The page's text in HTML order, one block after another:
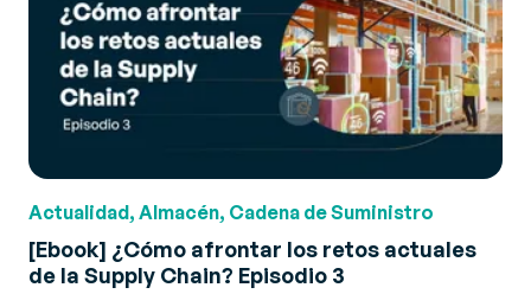
Actualidad, Almacén, Cadena de Suministro
[Ebook] ¿Cómo afrontar los retos actuales
de la Supply Chain? Episodio 3